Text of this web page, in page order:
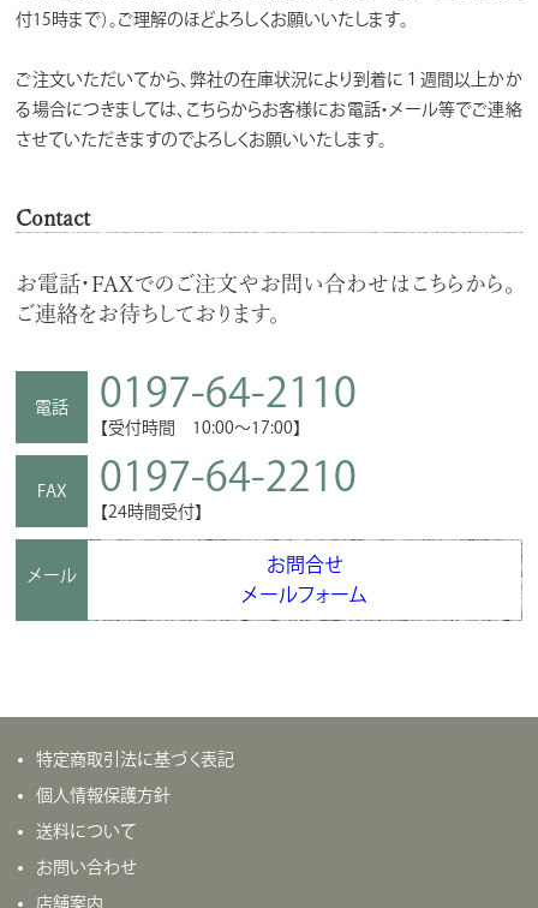
付15時まで）。ご理解のほどよろしくお願いいたします。
ご注文いただいてから、弊社の在庫状況により到着に１週間以上かか
る場合につきましては、こちらからお客様にお電話・メール等でご連絡
させていただきますのでよろしくお願いいたします。
Contact
お電話・FAXでのご注文やお問い合わせはこちらから。
ご連絡をお待ちしております。
電話 0197-64-2110
【受付時間 10:00～17:00】
FAX 0197-64-2210
【24時間受付】
メール
お問合せ
メールフォーム
特定商取引法に基づく表記
個人情報保護方針
送料について
お問い合わせ
店舗案内